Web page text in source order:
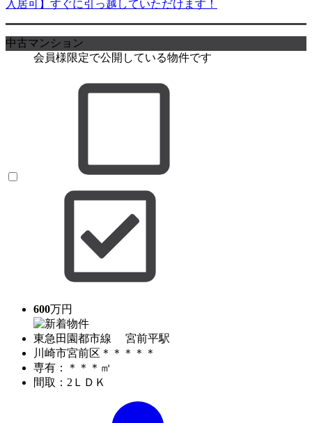
入居可】すぐに引っ越していただけます！
中古マンション
会員様限定で公開している物件です
600万円
東急田園都市線 宮前平駅
川崎市宮前区＊＊＊＊＊
専有：＊＊＊㎡
間取：2ＬＤＫ